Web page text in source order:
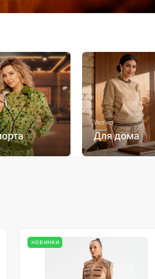
Уютно
Для дома
НОВИНКИ